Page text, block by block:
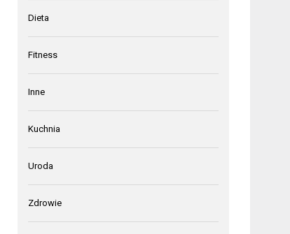
Dieta
Fitness
Inne
Kuchnia
Uroda
Zdrowie